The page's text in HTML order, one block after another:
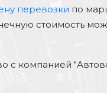
перевозки по
стоимость
с компанией